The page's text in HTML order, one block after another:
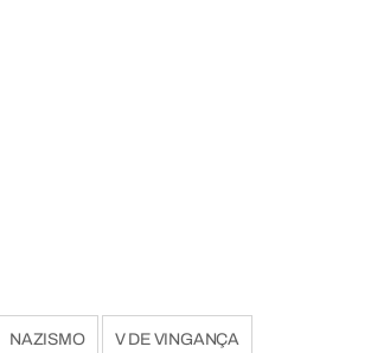
NAZISMO V DE VINGANÇA